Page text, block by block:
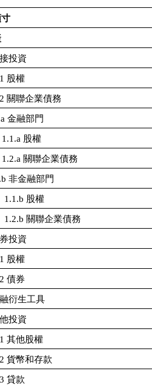
投資
股權
關聯企業債務
金融部門
1.1.a 股權
1.2.a 關聯企業債務
非金融部門
1.1.b 股權
1.2.b 關聯企業債務
投資
股權
債券
衍生工具
投資
其他股權
貨幣和存款
貸款